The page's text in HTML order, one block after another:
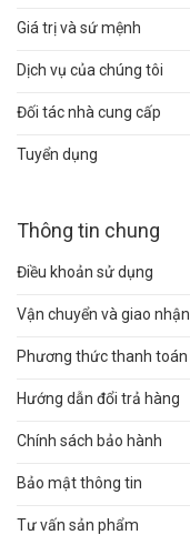
Giá trị và sứ mệnh
Dịch vụ của chúng tôi
Đối tác nhà cung cấp
Tuyển dụng
Thông tin chung
Điều khoản sử dụng
Vận chuyển và giao nhận
Phương thức thanh toán
Hướng dẫn đổi trả hàng
Chính sách bảo hành
Bảo mật thông tin
Tư vấn sản phẩm